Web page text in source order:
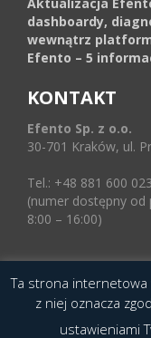
dashboardy,
wewnątrz
Efento – 5
KONTAKT
Efento Sp. z o.o.
30-701 Kraków, ul.
Tel.: +48 881 600 023
(numer dostępny od
8:00 – 16:00)
© 2016 Copyright by Efento.
Projekt i wykonanie
Epoka (e-poka.com).
Ta strona internetowa
z niej oznacza
ustawieniami